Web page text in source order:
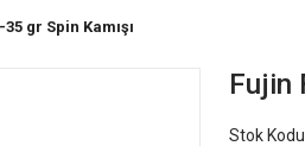
gr Spin Kamışı
Fujin
Stok Kodu